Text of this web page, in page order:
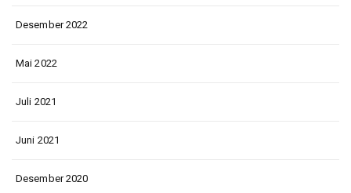
Desember 2022
Mai 2022
Juli 2021
Juni 2021
Desember 2020